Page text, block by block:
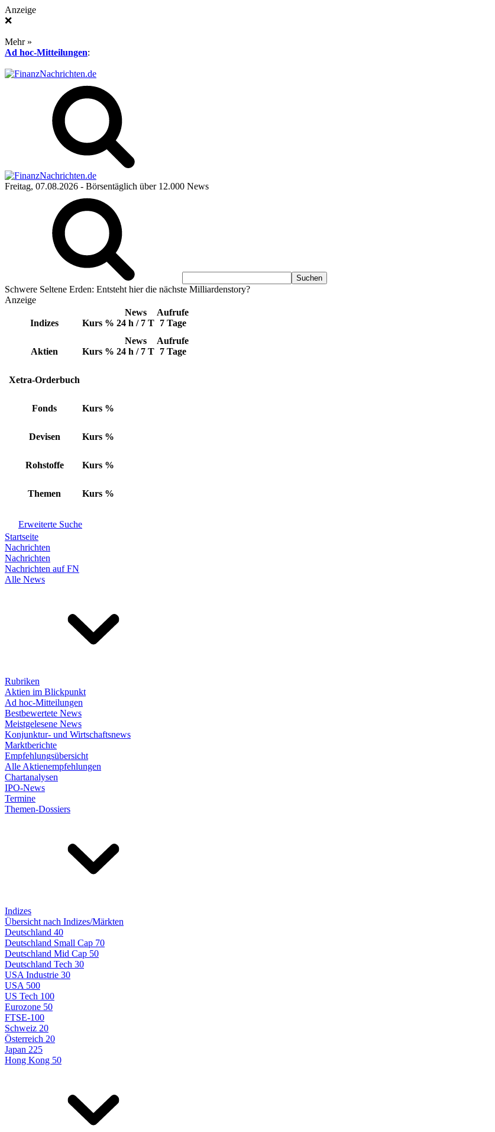
Anzeige
❌
Mehr »
Ad hoc-Mitteilungen:
Freitag, 07.08.2026 - Börsentäglich über 12.000 News
Schwere Seltene Erden: Entsteht hier die nächste Milliardenstory?
Anzeige
Indizes Kurs %
News
24 h / 7 T
Aufrufe
7 Tage
Aktien Kurs %
News
24 h / 7 T
Aufrufe
7 Tage
Xetra-Orderbuch
Fonds Kurs %
Devisen Kurs %
Rohstoffe Kurs %
Themen Kurs %
Erweiterte Suche
Startseite
Nachrichten
Nachrichten
Nachrichten auf FN
Alle News
Rubriken
Aktien im Blickpunkt
Ad hoc-Mitteilungen
Bestbewertete News
Meistgelesene News
Konjunktur- und Wirtschaftsnews
Marktberichte
Empfehlungsübersicht
Alle Aktienempfehlungen
Chartanalysen
IPO-News
Termine
Themen-Dossiers
Indizes
Übersicht nach Indizes/Märkten
Deutschland 40
Deutschland Small Cap 70
Deutschland Mid Cap 50
Deutschland Tech 30
USA Industrie 30
USA 500
US Tech 100
Eurozone 50
FTSE-100
Schweiz 20
Österreich 20
Japan 225
Hong Kong 50